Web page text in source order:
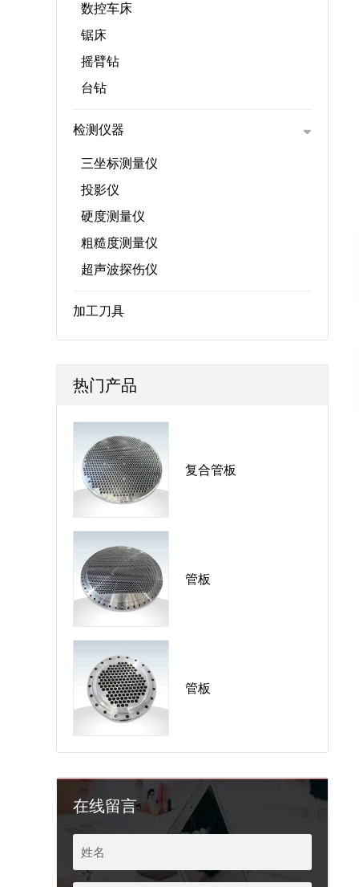
数控车床
锯床
摇臂钻
台钻
检测仪器
三坐标测量仪
投影仪
硬度测量仪
粗糙度测量仪
超声波探伤仪
加工刀具
热门产品
复合管板
管板
管板
在线留言